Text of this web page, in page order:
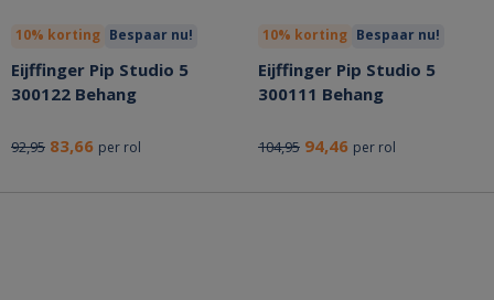
10% korting Bespaar nu!
Eijffinger Pip Studio 5
300122 Behang
92,95 83,66 per rol
10% korting Bespaar nu!
Eijffinger Pip Studio 5
300111 Behang
104,95 94,46 per rol